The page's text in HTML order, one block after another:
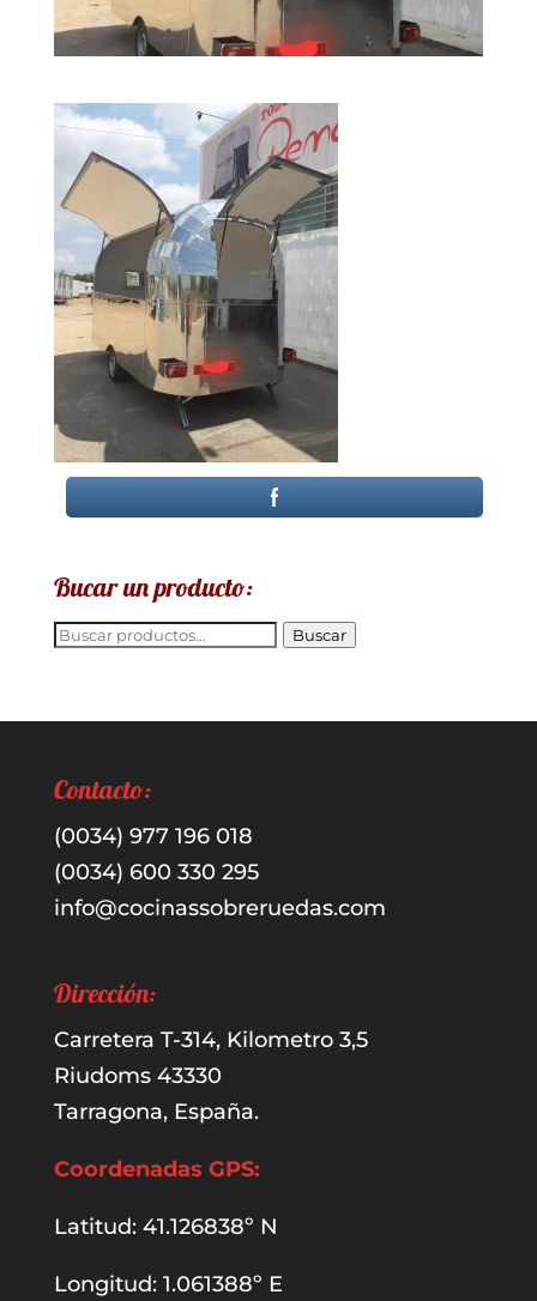
Bucar un producto:
Buscar
Buscar
Contacto:
(0034) 977 196 018
(0034) 600 330 295
info@cocinassobreruedas.com
Dirección:
Carretera T-314, Kilometro 3,5
Riudoms 43330
Tarragona, España.
Coordenadas GPS:
Latitud: 41.126838º N
Longitud: 1.061388º E